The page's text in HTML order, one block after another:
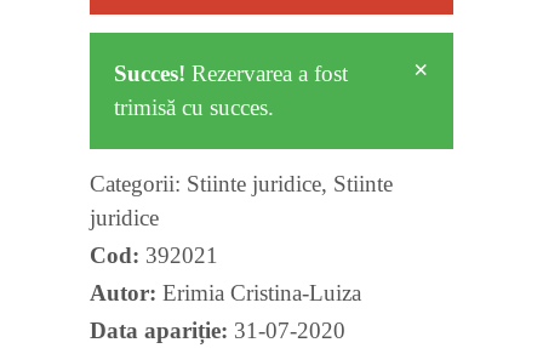
×
Succes! Rezervarea a fost
trimisă cu succes.
Categorii: Stiinte juridice, Stiinte
juridice
Cod: 392021
Autor: Erimia Cristina-Luiza
Data apariție: 31-07-2020